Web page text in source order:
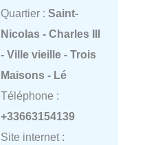
Quartier : Saint-
Nicolas - Charles III
- Ville vieille - Trois
Maisons - Lé
Téléphone :
+33663154139
Site internet :